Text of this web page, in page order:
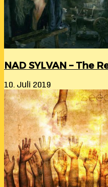
NAD SYLVAN – The
10. Juli 2019